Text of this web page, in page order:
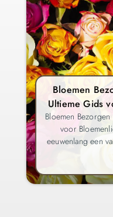
Bloemen
Ultieme Gids
Bloemen
voor
eeuwenlang een